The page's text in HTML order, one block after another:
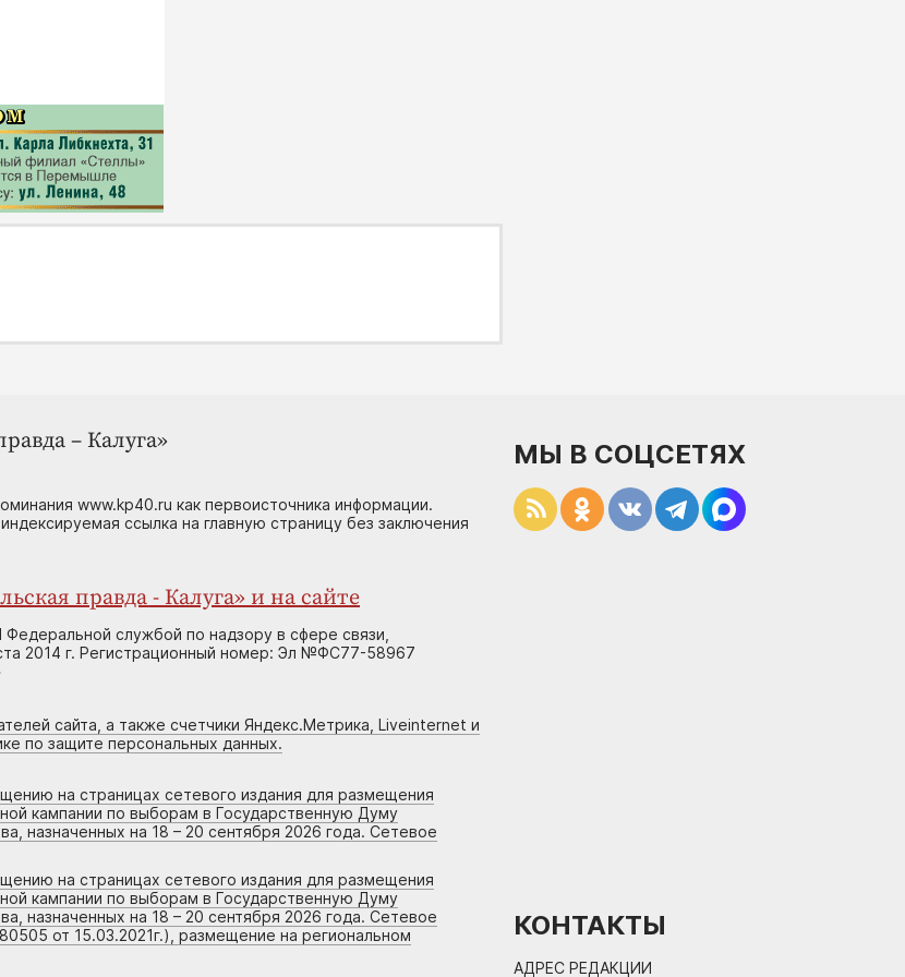
– Калуга»
www.kp40.ru как первоисточника информации.
ссылка на главную страницу без заключения
правда - Калуга» и на сайте
службой по надзору в сфере связи,
2014 г. Регистрационный номер: Эл №ФС77-58967
сайта, а также счетчики Яндекс.Метрика, Liveinternet и
по защите персональных данных.
на страницах сетевого издания для размещения
кампании по выборам в Государственную Думу
назначенных на 18 – 20 сентября 2026 года. Сетевое
на страницах сетевого издания для размещения
кампании по выборам в Государственную Думу
назначенных на 18 – 20 сентября 2026 года. Сетевое
от 15.03.2021г.), размещение на региональном
МЫ В СОЦСЕТЯХ
КОНТАКТЫ
АДРЕС РЕДАКЦИИ